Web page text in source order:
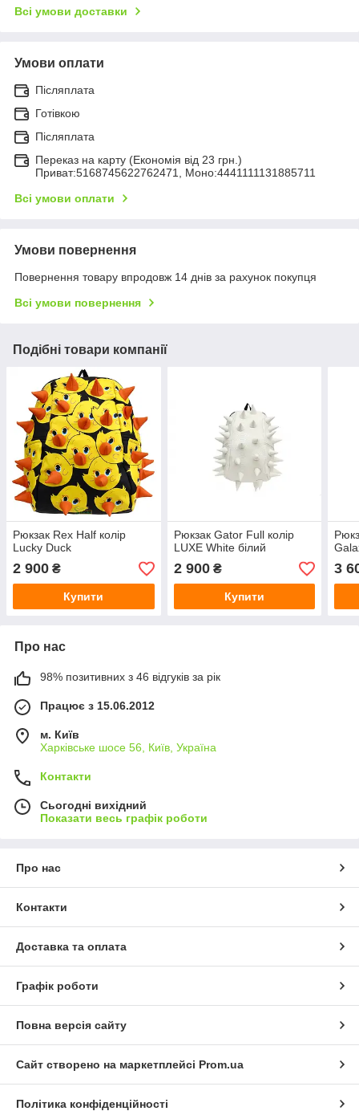
Всі умови доставки
Умови оплати
Післяплата
Готівкою
Післяплата
Переказ на карту (Економія від 23 грн.)
Приват:5168745622762471, Моно:4441111131885711
Всі умови оплати
Умови повернення
Повернення товару впродовж 14 днів за рахунок покупця
Всі умови повернення
Подібні товари компанії
Рюкзак Rex Half колір
Lucky Duck
2 900 ₴
Купити
Рюкзак Gator Full колір
LUXE White білий
2 900₴
Купити
3
Про нас
98% позитивних з 46 відгуків за рік
Працює з 15.06.2012
м. Київ
Харківське шосе 56, Київ, Україна
Контакти
Сьогодні вихідний
Показати весь графік роботи
Про нас
Контакти
Доставка та оплата
Графік роботи
Повна версія сайту
Сайт створено на маркетплейсі Prom.ua
Політика конфіденційності